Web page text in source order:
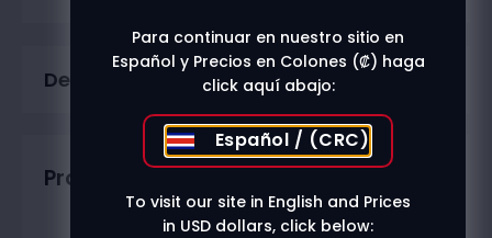
Description
Productos relacionados
Para continuar en nuestro sitio en
Español y Precios en Colones (₡) haga
click aquí abajo:
Español / (CRC)
To visit our site in English and Prices
in USD dollars, click below: